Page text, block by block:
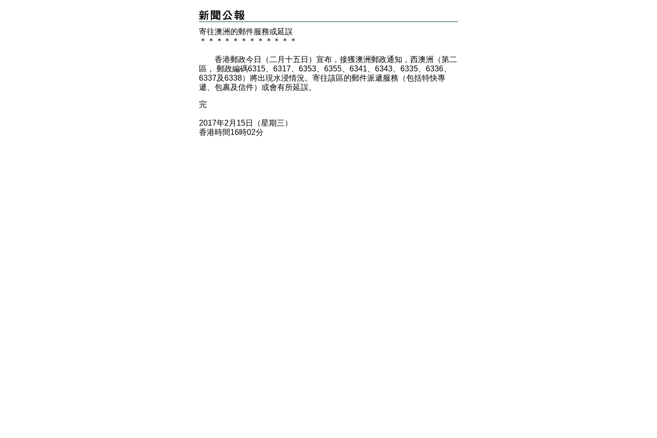
寄往澳洲的郵件服務或延誤
＊
＊ ＊ ＊ ＊ ＊ ＊ ＊ ＊ ＊ ＊ ＊
香港郵政今日（二月十五日）宣布，接獲澳洲郵政通知，西澳洲（第二
區， 郵政編碼6315、6317、6353、6355、6341、6343、6335、6336、
6337及6338）將出現水浸情況。寄往該區的郵件派遞服務（包括特快專
遞、包裹及信件）或會有所延誤。
完
2017年2月15日（星期三）
香港時間16時02分